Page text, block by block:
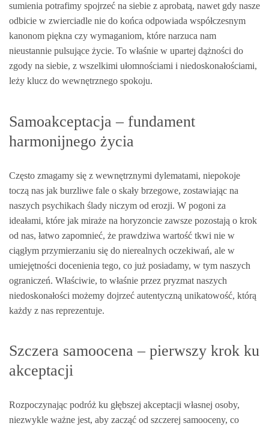
sumienia potrafimy spojrzeć na siebie z aprobatą, nawet gdy nasze
odbicie w zwierciadle nie do końca odpowiada współczesnym
kanonom piękna czy wymaganiom, które narzuca nam
nieustannie pulsujące życie. To właśnie w upartej dążności do
zgody na siebie, z wszelkimi ułomnościami i niedoskonałościami,
leży klucz do wewnętrznego spokoju.
Samoakceptacja – fundament
harmonijnego życia
Często zmagamy się z wewnętrznymi dylematami, niepokoje
toczą nas jak burzliwe fale o skały brzegowe, zostawiając na
naszych psychikach ślady niczym od erozji. W pogoni za
ideałami, które jak miraże na horyzoncie zawsze pozostają o krok
od nas, łatwo zapomnieć, że prawdziwa wartość tkwi nie w
ciągłym przymierzaniu się do nierealnych oczekiwań, ale w
umiejętności docenienia tego, co już posiadamy, w tym naszych
ograniczeń. Właściwie, to właśnie przez pryzmat naszych
niedoskonałości możemy dojrzeć autentyczną unikatowość, którą
każdy z nas reprezentuje.
Szczera samoocena – pierwszy krok ku
akceptacji
Rozpoczynając podróż ku głębszej akceptacji własnej osoby,
niezwykle ważne jest, aby zacząć od szczerej samooceny, co